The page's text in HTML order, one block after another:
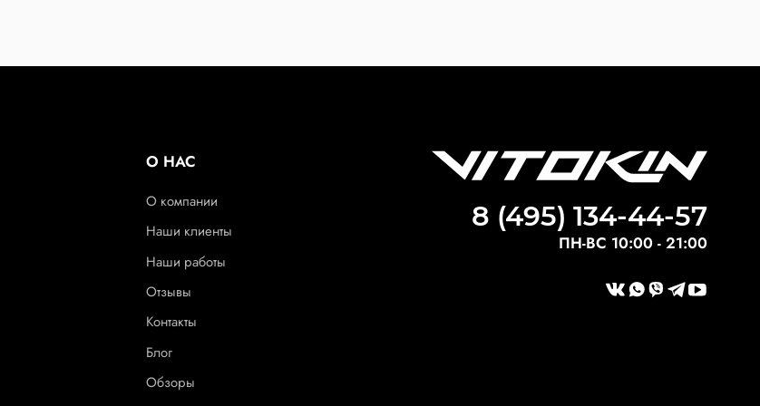
О НАС
О компании
Наши клиенты
Наши работы
Отзывы
Контакты
Блог
Обзоры
8 (495) 134-44-57
ПН-ВС 10:00 - 21:00